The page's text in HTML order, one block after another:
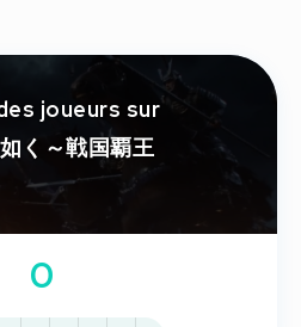
joueurs sur
く～戦国覇王
0